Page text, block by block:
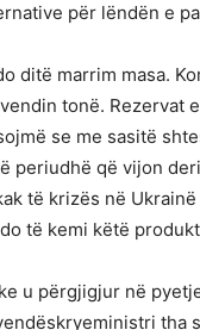
për lëndën e
ditë marrim masa.
tonë. Rezervat
se me sasitë
periudhë që vijon
të krizës në
të kemi këtë
u përgjigjur në
tha